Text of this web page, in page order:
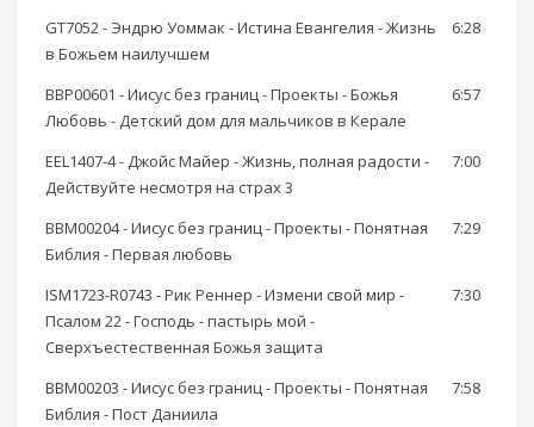
GT7052 - Эндрю Уоммак - Истина Евангелия - Жизнь
в Божьем наилучшем
6:28
BBP00601 - Иисус без границ - Проекты - Божья
Любовь - Детский дом для мальчиков в Керале
6:57
EEL1407-4 - Джойс Майер - Жизнь, полная радости -
Действуйте несмотря на страх 3
7:00
BBM00204 - Иисус без границ - Проекты - Понятная
Библия - Первая любовь
7:29
ISM1723-R0743 - Рик Реннер - Измени свой мир -
Псалом 22 - Господь - пастырь мой -
Сверхъестественная Божья защита
7:30
BBM00203 - Иисус без границ - Проекты - Понятная
Библия - Пост Даниила
7:58